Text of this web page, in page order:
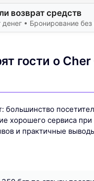
возврат средств
• Бронирование без
гости о
большинство
хорошего сервиса
и практичные